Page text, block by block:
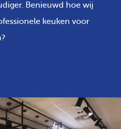
Benieuwd hoe wij
keuken voor